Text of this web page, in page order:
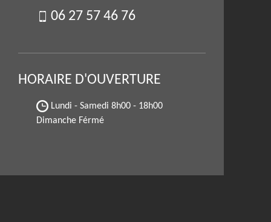
06 27 57 46 76
HORAIRE D'OUVERTURE
Lundi - Samedi 8h00 - 18h00
Dimanche Férmé